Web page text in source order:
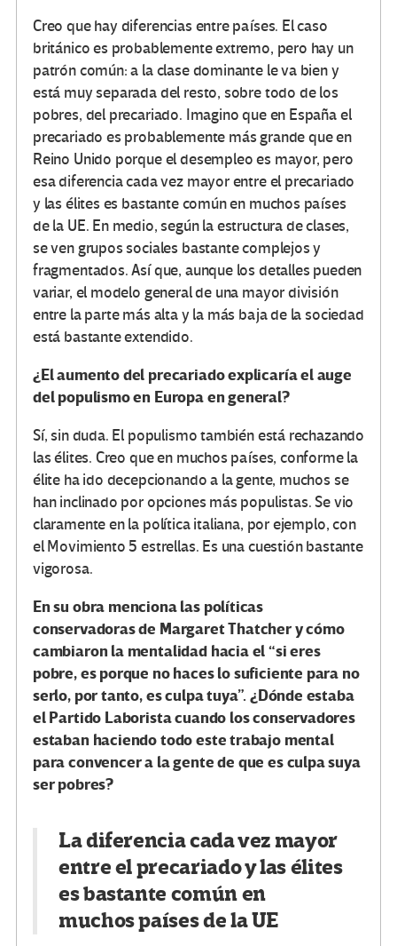
Creo que hay diferencias entre países. El caso
británico es probablemente extremo, pero hay un
patrón común: a la clase dominante le va bien y
está muy separada del resto, sobre todo de los
pobres, del precariado. Imagino que en España el
precariado es probablemente más grande que en
Reino Unido porque el desempleo es mayor, pero
esa diferencia cada vez mayor entre el precariado
y las élites es bastante común en muchos países
de la UE. En medio, según la estructura de clases,
se ven grupos sociales bastante complejos y
fragmentados. Así que, aunque los detalles pueden
variar, el modelo general de una mayor división
entre la parte más alta y la más baja de la sociedad
está bastante extendido.
¿El aumento del precariado explicaría el auge
del populismo en Europa en general?
Sí, sin duda. El populismo también está rechazando
las élites. Creo que en muchos países, conforme la
élite ha ido decepcionando a la gente, muchos se
han inclinado por opciones más populistas. Se vio
claramente en la política italiana, por ejemplo, con
el Movimiento 5 estrellas. Es una cuestión bastante
vigorosa.
En su obra menciona las políticas
conservadoras de Margaret Thatcher y cómo
cambiaron la mentalidad hacia el “si eres
pobre, es porque no haces lo suficiente para no
serlo, por tanto, es culpa tuya”. ¿Dónde estaba
el Partido Laborista cuando los conservadores
estaban haciendo todo este trabajo mental
para convencer a la gente de que es culpa suya
ser pobres?
La diferencia cada vez mayor
entre el precariado y las élites
es bastante común en
muchos países de la UE